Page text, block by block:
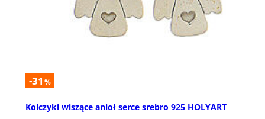
-31 %
Kolczyki wiszące anioł serce srebro 925 HOLYART